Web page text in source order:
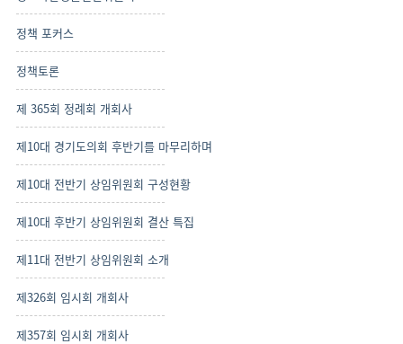
정책 포커스
정책토론
제 365회 정례회 개회사
제10대 경기도의회 후반기를 마무리하며
제10대 전반기 상임위원회 구성현황
제10대 후반기 상임위원회 결산 특집
제11대 전반기 상임위원회 소개
제326회 임시회 개회사
제357회 임시회 개회사